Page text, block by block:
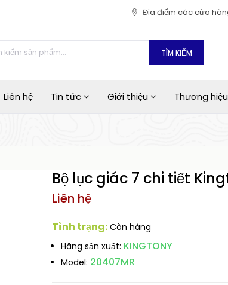
Địa điểm các cửa
TÌM KIẾM
Liên hệ Tin tức Giới thiệu Thương hiệu
Bộ lục giác 7 chi tiết
Liên hệ
Tình trạng: Còn hàng
Hãng sản xuất: KINGTONY
Model: 20407MR